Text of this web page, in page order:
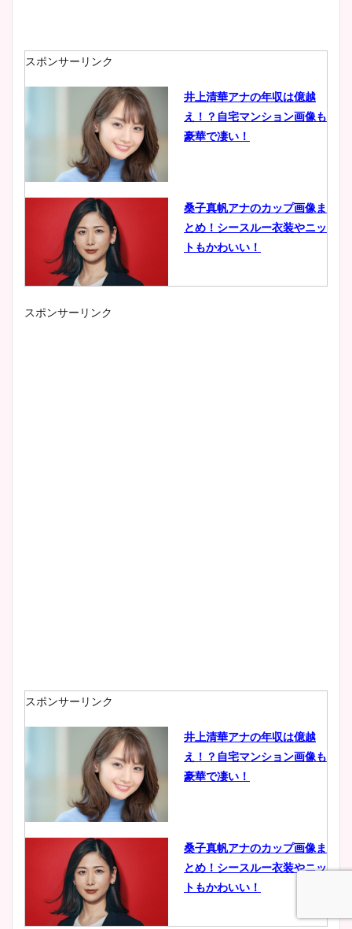
スポンサーリンク
井上清華アナの年収は億越
え！？自宅マンション画像も
豪華で凄い！
桑子真帆アナのカップ画像ま
とめ！シースルー衣装やニッ
トもかわいい！
肉も凄い！
鈴木唯の太ってた時の体重が
ヤバすぎww原因や痩せたダ
豊島実季アナのカップ画像ま
とめ！美脚や水着姿に年齢も
スポンサーリンク
スポンサーリンク
井上清華アナの年収は億越
え！？自宅マンション画像も
豪華で凄い！
桑子真帆アナのカップ画像ま
とめ！シースルー衣装やニッ
トもかわいい！